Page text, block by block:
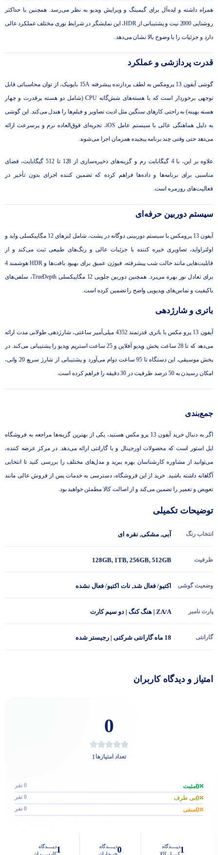
همراه داشته و ایده‌آل برای گیمینگ و ویرایش ویدیو به نظر می‌رسد. همچنین با حداکثر
روشنایی 2000 نیت و پشتیبانی از HDR، این نمایشگر در شرایط نوری مختلف عملکرد عالی
دارد و جزئیات را با وضوح بالا نشان می‌دهد.
قدرت پردازشی و عملکرد
گوشی آیفون 13 پرومکس به لطف پردازنده پیشرفته 15A بایونیک، از توان محاسباتی قابل
توجهی برخوردار است که با هسته‌های شش‌گانه CPU (شامل دو هسته پرقدرت و چهار
هسته بهینه) به راحتی کارهای سنگین مثل ادیت تصاویر و فیلم‌ها را هندل می‌کند. این گوشی
به دلیل هماهنگی عالی با سیستم‌ عامل iOS، تجربه‌ای فوق‌العاده نرم و پرسرعت ارائه
می‌دهد حتی وقتی چند برنامه پیچیده همزمان اجرا می‌شوند.
علاوه بر این، با 4 گیگابایت رم و گزینه‌های ذخیره‌سازی از 128 تا 512 گیگابایت، فضای
مناسبی برای برنامه‌ها و داده‌ها فراهم کرده که تضمین ‌کننده اجرای بدون تأخیر در
فعالیت‌های روزمره است.
سیستم دوربین حرفه‌ای
آیفون 13 پرومکس با سیستم دوربینی دوگانه در پشت، شامل لنزهای 12 مگاپیکسلی واید و
اولتراواید، تصاویری خیره ‌کننده با جزئیات عالی و رنگ‌های طبیعی ثبت می‌کند و از
قابلیت‌هایی مانند حالت شب پیشرفته، فیوژن عمیق برای بهبود بافت‌ها و HDR هوشمند 4
برای تعادل نور بهره می‌برد. همچنین دوربین جلویی 12 مگاپیکسلی TrueDepth، سلفی‌های
باکیفیت و تماس‌های ویدیویی واضح را تضمین کرده است.
باتری و شارژدهی
آیفون 13 پرو مکس با باتری قدرتمند 4352 میلی‌آمپر ساعتی، شارژدهی طولانی‌ مدت ارائه
می‌دهد که تا 28 ساعت پخش ویدیو آفلاین و 25 ساعت استریم ویدیو را پشتیبانی می‌کند. در
پخش موسیقی، این دستگاه تا 95 ساعت دوام می‌آورد و پشتیبانی از شارژ سریع 20 واتی،
امکان رسیدن به 50 درصد ظرفیت در 30 دقیقه را فراهم کرده است.
جمع‌بندی
اگر به دنبال خرید آیفون 13 پرو مکس هستید، یکی از بهترین گزینه‌ها مراجعه به فروشگاه
اپل استور است که محصولات اورجینال و با گارانتی ارائه می‌دهد. در مرکز عرضه کننده،
می‌توانید از مشاوره کارشناسان بهره ببرید و مدل‌های مختلف را بررسی کنید تا انتخابی
آگاهانه داشته باشید. خرید از این فروشگاه، دسترسی به خدمات پس از فروش عالی مانند
تعویض و تعمیر را تضمین می‌کند و از اصالت کالا مطمئن خواهید بود.
توضیحات تکمیلی
انتخاب رنگ آبی, مشکی, نقره ای
ظرفیت 128GB, 1TB,256GB,512GB
وضعیت گوشی اکتیو/ فعال شد, نات اکتیو/ فعال نشده
پارت نامبر ZA/A | هنگ کنگ | دو سیم کارت
گارانتی 18 ماه گارانتی شرکتی | رجیستر شده
امتیاز و دیدگاه کاربران
0
تعداد امتیازها 1
0مثبت 0 نفر
0بی طرف 0 نفر
0منفی 0 نفر
1دیــــدگاه
کــــل کالا
0دیــــدگاه
خریداران
1دیــــدگاه
کاربـــــران